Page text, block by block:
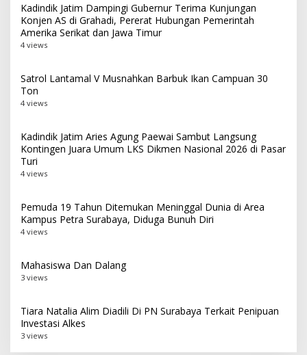
Kadindik Jatim Dampingi Gubernur Terima Kunjungan
Konjen AS di Grahadi, Pererat Hubungan Pemerintah
Amerika Serikat dan Jawa Timur
4 views
Satrol Lantamal V Musnahkan Barbuk Ikan Campuan 30
Ton
4 views
Kadindik Jatim Aries Agung Paewai Sambut Langsung
Kontingen Juara Umum LKS Dikmen Nasional 2026 di Pasar
Turi
4 views
Pemuda 19 Tahun Ditemukan Meninggal Dunia di Area
Kampus Petra Surabaya, Diduga Bunuh Diri
4 views
Mahasiswa Dan Dalang
3 views
Tiara Natalia Alim Diadili Di PN Surabaya Terkait Penipuan
Investasi Alkes
3 views